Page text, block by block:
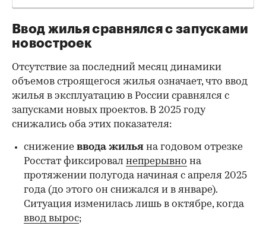
Ввод жилья сравнялся с запусками
новостроек
Отсутствие за последний месяц динамики
объемов строящегося жилья означает, что ввод
жилья в эксплуатацию в России сравнялся с
запусками новых проектов. В 2025 году
снижались оба этих показателя:
снижение ввода жилья на годовом отрезке
Росстат фиксировал непрерывно на
протяжении полугода начиная с апреля 2025
года (до этого он снижался и в январе).
Ситуация изменилась лишь в октябре, когда
ввод вырос;